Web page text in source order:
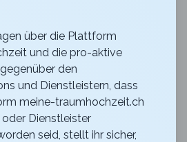
auf dem Gurten mit einer
über die Plattform
und die pro-aktive
den
und Dienstleistern, dass
meine-traumhochzeit.ch
Dienstleister
seid, stellt ihr sicher,